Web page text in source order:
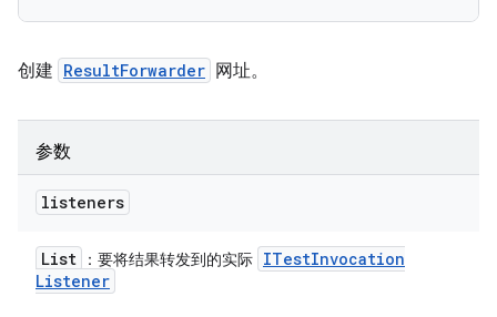
创建 ResultForwarder 网址。
参数
listeners
List ：要将结果转发到的实际 ITestInvocation
Listener